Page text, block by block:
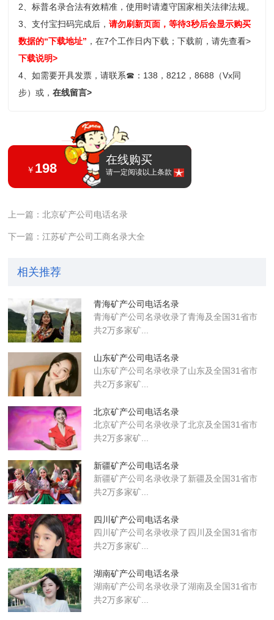
2、标普名录合法有效精准，使用时请遵守国家相关法律法规。
3、支付宝扫码完成后，请勿刷新页面，等待3秒后会显示购买
数据的“下载地址” ，在7个工作日内下载；下载前，请先查看>
下载说明>
4、如需要开具发票，请联系☎ ：138，8212，8688（Vx同
步）或，在线留言>
￥ 198
在线购买
请一定阅读以上条款
上一篇：北京矿产公司电话名录
下一篇：江苏矿产公司工商名录大全
相关推荐
青海矿产公司电话名录
青海矿产公司名录收录了青海及全国31省市
共2万多家矿...
山东矿产公司电话名录
山东矿产公司名录收录了山东及全国31省市
共2万多家矿...
北京矿产公司电话名录
北京矿产公司名录收录了北京及全国31省市
共2万多家矿...
新疆矿产公司电话名录
新疆矿产公司名录收录了新疆及全国31省市
共2万多家矿...
四川矿产公司电话名录
四川矿产公司名录收录了四川及全国31省市
共2万多家矿...
湖南矿产公司电话名录
湖南矿产公司名录收录了湖南及全国31省市
共2万多家矿...